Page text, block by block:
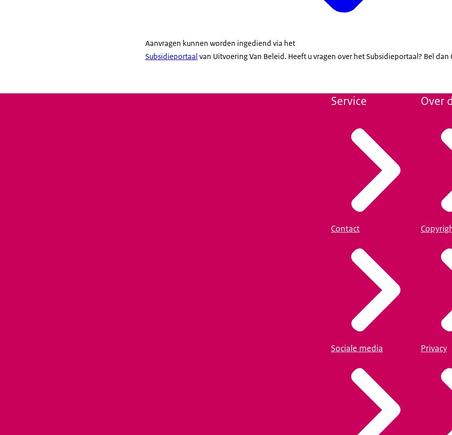
Aanvragen kunnen worden ingediend via het
Subsidieportaal van Uitvoering Van Beleid. Heeft u vragen over het Subsidieportaal? Bel
Service
Contact
Sociale media
Over
Privacy